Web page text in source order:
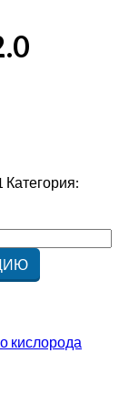
Категория:
кислорода